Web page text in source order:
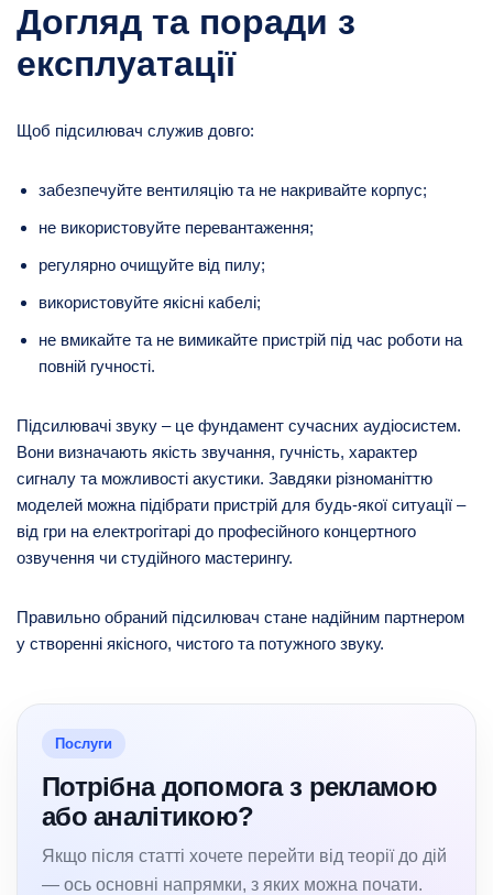
Догляд та поради з
експлуатації
Щоб підсилювач служив довго:
забезпечуйте вентиляцію та не накривайте корпус;
не використовуйте перевантаження;
регулярно очищуйте від пилу;
використовуйте якісні кабелі;
не вмикайте та не вимикайте пристрій під час роботи на
повній гучності.
Підсилювачі звуку – це фундамент сучасних аудіосистем.
Вони визначають якість звучання, гучність, характер
сигналу та можливості акустики. Завдяки різноманіттю
моделей можна підібрати пристрій для будь-якої ситуації –
від гри на електрогітарі до професійного концертного
озвучення чи студійного мастерингу.
Правильно обраний підсилювач стане надійним партнером
у створенні якісного, чистого та потужного звуку.
Послуги
Потрібна допомога з рекламою
або аналітикою?
Якщо після статті хочете перейти від теорії до дій
— ось основні напрямки, з яких можна почати.